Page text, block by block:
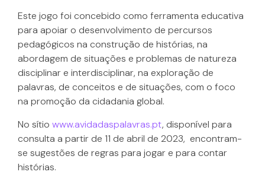
Este jogo foi concebido como ferramenta educativa
para apoiar o desenvolvimento de percursos
pedagógicos na construção de histórias, na
abordagem de situações e problemas de natureza
disciplinar e interdisciplinar, na exploração de
palavras, de conceitos e de situações, com o foco
na promoção da cidadania global.
No sítio www.avidadaspalavras.pt, disponível para
consulta a partir de 11 de abril de 2023, encontram-
se sugestões de regras para jogar e para contar
histórias.